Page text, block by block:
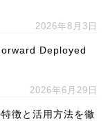
2026年8月3日
Deployed
2026年6月29日
徴と活用方法を徹